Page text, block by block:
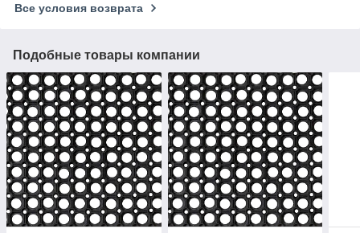
Все условия возврата
Подобные товары компании